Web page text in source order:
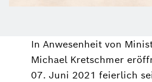
In Anwesenheit von
Michael Kretschmer
07. Juni 2021 feierlich